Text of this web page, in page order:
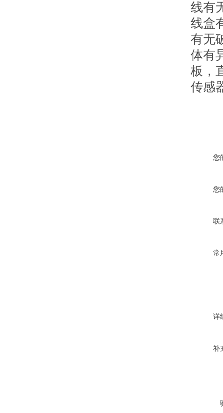
线有
线盒
有无
体有
板，
传感
您
您
联
常
详
补